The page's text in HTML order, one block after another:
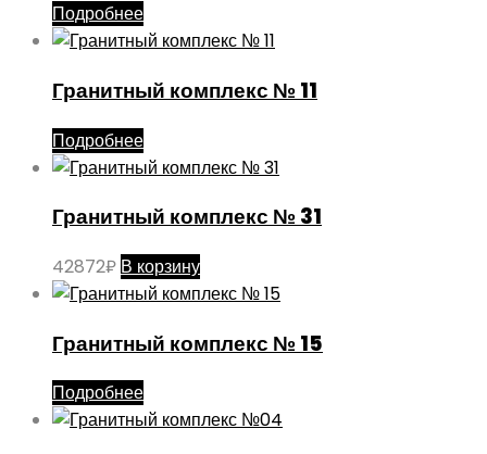
Подробнее
Гранитный комплекс № 11
Подробнее
Гранитный комплекс № 31
42872₽ В корзину
Гранитный комплекс № 15
Подробнее